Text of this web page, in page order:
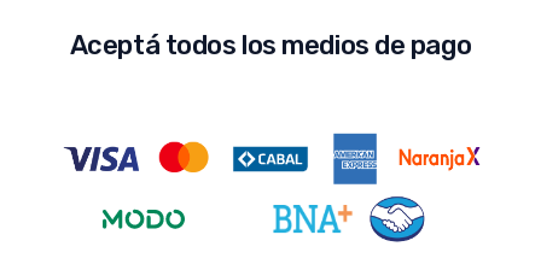
Aceptá todos los medios de pago